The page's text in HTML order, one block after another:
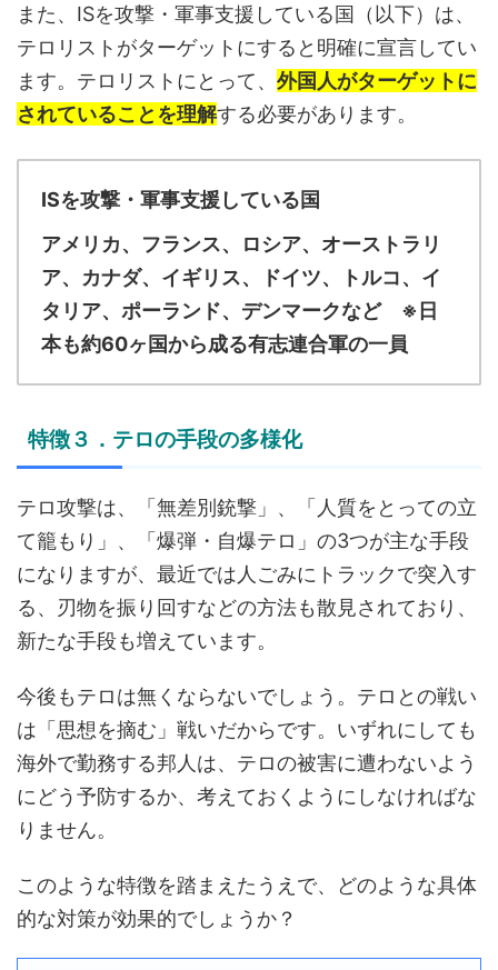
また、ISを攻撃・軍事支援している国（以下）は、
テロリストがターゲットにすると明確に宣言してい
ます。テロリストにとって、 外国人がターゲットに
されていることを理解する必要があります。
ISを攻撃・軍事支援している国
アメリカ、フランス、ロシア、オーストラリ
ア、カナダ、イギリス、ドイツ、トルコ、 イ
タリア、ポーランド、デンマークなど ※日
本も約60ヶ国から成る有志連合軍の一員
特徴３．テロの手段の多様化
テロ攻撃は、「無差別銃撃」、「人質をとっての立
て籠もり」、「爆弾・自爆テロ」の3つが主な手段
になりますが、最近では人ごみにトラックで突入す
る、刃物を振り回すなどの方法も散見されており、
新たな手段も増えています。
今後もテロは無くならないでしょう。テロとの戦い
は「思想を摘む」戦いだからです。いずれにしても
海外で勤務する邦人は、テロの被害に遭わないよう
にどう予防するか、考えておくようにしなければな
りません。
このような特徴を踏まえたうえで、どのような具体
的な対策が効果的でしょうか？